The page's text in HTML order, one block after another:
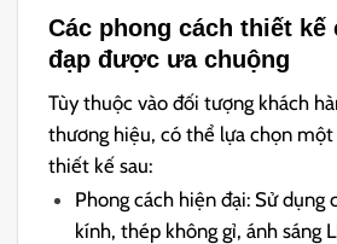
Các phong cách thiết kế
đạp được ưa chuộng
Tùy thuộc vào đối tượng khách
thương hiệu, có thể lựa chọn một
thiết kế sau:
Phong cách hiện đại: Sử dụng
kính, thép không gỉ, ánh sáng